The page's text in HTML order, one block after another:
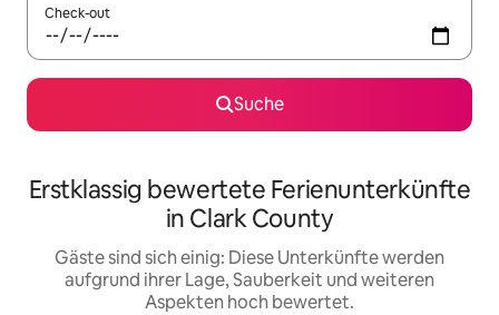
Check-out
Suche
Erstklassig bewertete Ferienunterkünfte
in Clark County
Gäste sind sich einig: Diese Unterkünfte werden
aufgrund ihrer Lage, Sauberkeit und weiteren
Aspekten hoch bewertet.